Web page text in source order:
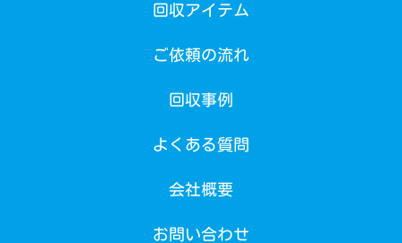
回収アイテム
ご依頼の流れ
回収事例
よくある質問
会社概要
お問い合わせ